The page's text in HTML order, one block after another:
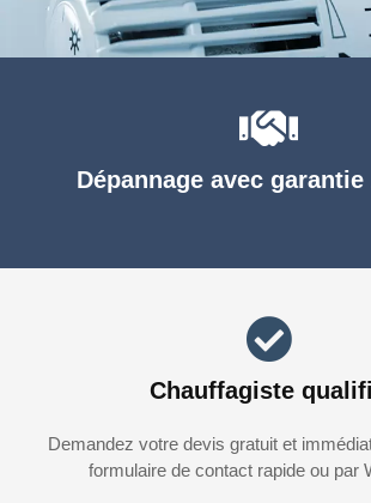
Dépannage avec
Chauffagiste
Demandez votre devis gratuit et
formulaire de contact rapide ou par